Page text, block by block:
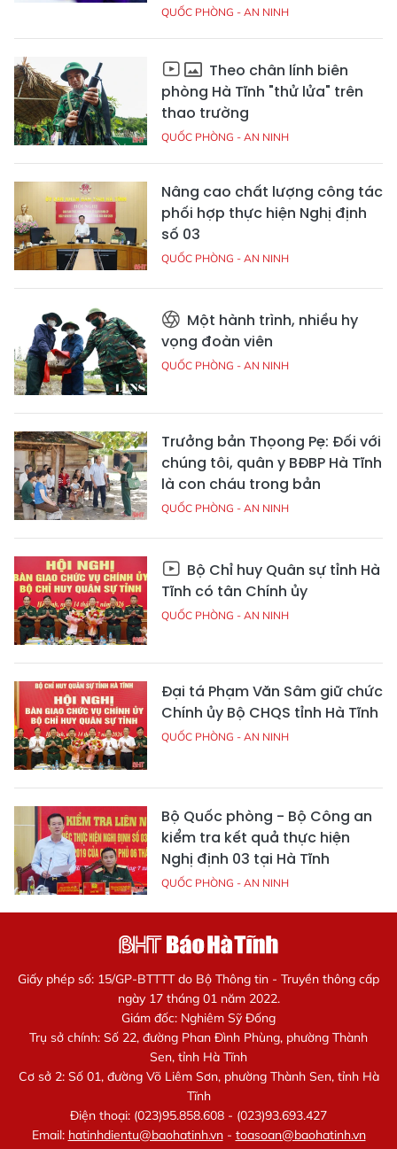
QUỐC PHÒNG - AN NINH
Theo chân lính biên
phòng Hà Tĩnh "thử lửa" trên
thao trường
QUỐC PHÒNG - AN NINH
Nâng cao chất lượng công tác
phối hợp thực hiện Nghị định
số 03
QUỐC PHÒNG - AN NINH
Một hành trình, nhiều hy
vọng đoàn viên
QUỐC PHÒNG - AN NINH
Trưởng bản Thọong Pẹ: Đối với
chúng tôi, quân y BĐBP Hà Tĩnh
là con cháu trong bản
QUỐC PHÒNG - AN NINH
Bộ Chỉ huy Quân sự tỉnh Hà
Tĩnh có tân Chính ủy
QUỐC PHÒNG - AN NINH
Đại tá Phạm Văn Sâm giữ chức
Chính ủy Bộ CHQS tỉnh Hà Tĩnh
QUỐC PHÒNG - AN NINH
Bộ Quốc phòng - Bộ Công an
kiểm tra kết quả thực hiện
Nghị định 03 tại Hà Tĩnh
QUỐC PHÒNG - AN NINH
Giấy phép số: 15/GP-BTTTT do Bộ Thông tin - Truyền thông cấp
ngày 17 tháng 01 năm 2022.
Giám đốc: Nghiêm Sỹ Đống
Trụ sở chính: Số 22, đường Phan Đình Phùng, phường Thành
Sen, tỉnh Hà Tĩnh
Cơ sở 2: Số 01, đường Võ Liêm Sơn, phường Thành Sen, tỉnh Hà
Tĩnh
Điện thoại: (023)95.858.608 - (023)93.693.427
Email: hatinhdientu@baohatinh.vn- toasoan@baohatinh.vn